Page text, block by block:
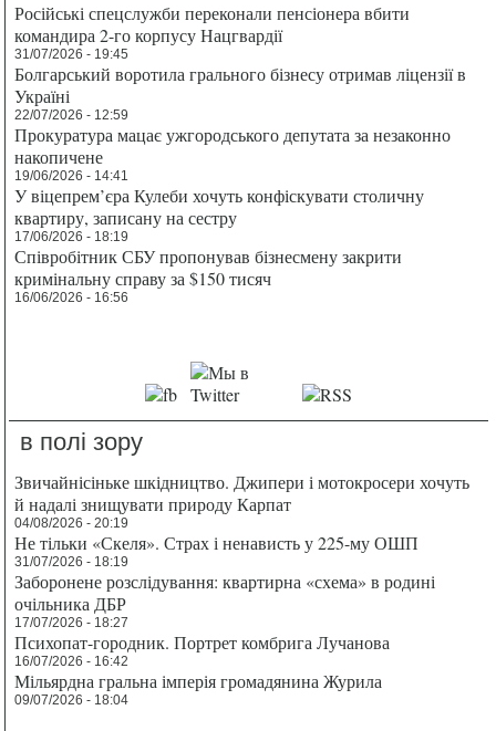
Російські спецслужби переконали пенсіонера вбити
командира 2-го корпусу Нацгвардії
31/07/2026 - 19:45
Болгарський воротила грального бізнесу отримав ліцензії в
Україні
22/07/2026 - 12:59
Прокуратура мацає ужгородського депутата за незаконно
накопичене
19/06/2026 - 14:41
У віцепрем’єра Кулеби хочуть конфіскувати столичну
квартиру, записану на сестру
17/06/2026 - 18:19
Співробітник СБУ пропонував бізнесмену закрити
кримінальну справу за $150 тисяч
16/06/2026 - 16:56
в полі зору
Звичайнісіньке шкідництво. Джипери і мотокросери хочуть
й надалі знищувати природу Карпат
04/08/2026 - 20:19
Не тільки «Скеля». Страх і ненависть у 225-му ОШП
31/07/2026 - 18:19
Заборонене розслідування: квартирна «схема» в родині
очільника ДБР
17/07/2026 - 18:27
Психопат-городник. Портрет комбрига Лучанова
16/07/2026 - 16:42
Мільярдна гральна імперія громадянина Журила
09/07/2026 - 18:04